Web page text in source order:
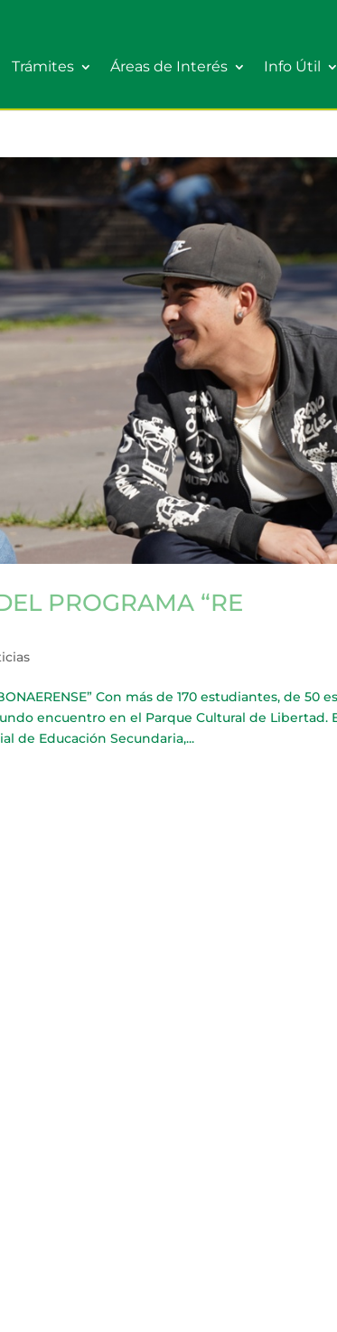
Trámites Áreas de Interés Info Útil
PROGRAMA “RE
Con más de 170 estudiantes, de 50
encuentro en el Parque Cultural de Libertad.
de Educación Secundaria,...